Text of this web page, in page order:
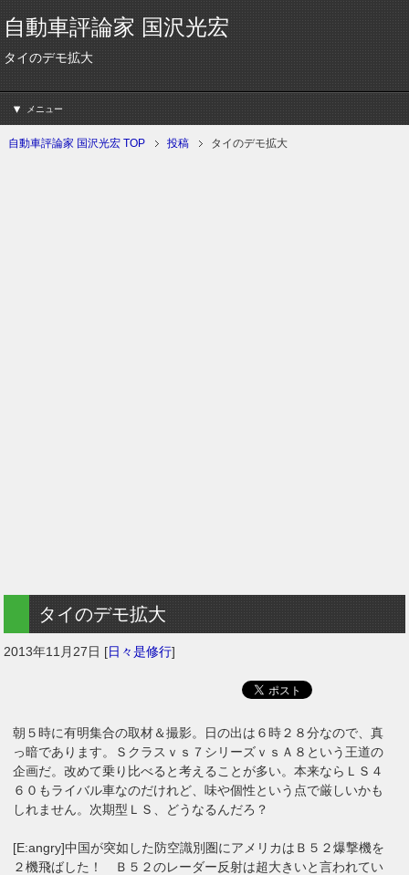
自動車評論家 国沢光宏
タイのデモ拡大
メニュー
自動車評論家 国沢光宏 TOP 投稿 タイのデモ拡大
タイのデモ拡大
2013年11月27日 [日々是修行]
朝５時に有明集合の取材＆撮影。日の出は６時２８分なので、真
っ暗であります。Ｓクラスｖｓ７シリーズｖｓＡ８という王道の
企画だ。改めて乗り比べると考えることが多い。本来ならＬＳ４
６０もライバル車なのだけれど、味や個性という点で厳しいかも
しれません。次期型ＬＳ、どうなるんだろ？
[E:angry]中国が突如した防空識別圏にアメリカはＢ５２爆撃機を
２機飛ばした！ Ｂ５２のレーダー反射は超大きいと言われてい